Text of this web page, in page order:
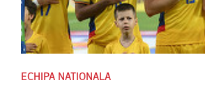
ECHIPA NATIONALA